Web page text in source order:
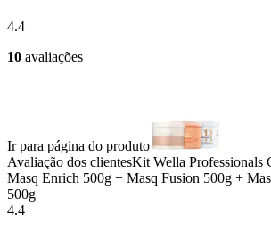
4.4
10 avaliações
Ir para página do produto
Avaliação dos clientesKit Wella Professionals
Masq Enrich 500g + Masq Fusion 500g +
500g
4.4